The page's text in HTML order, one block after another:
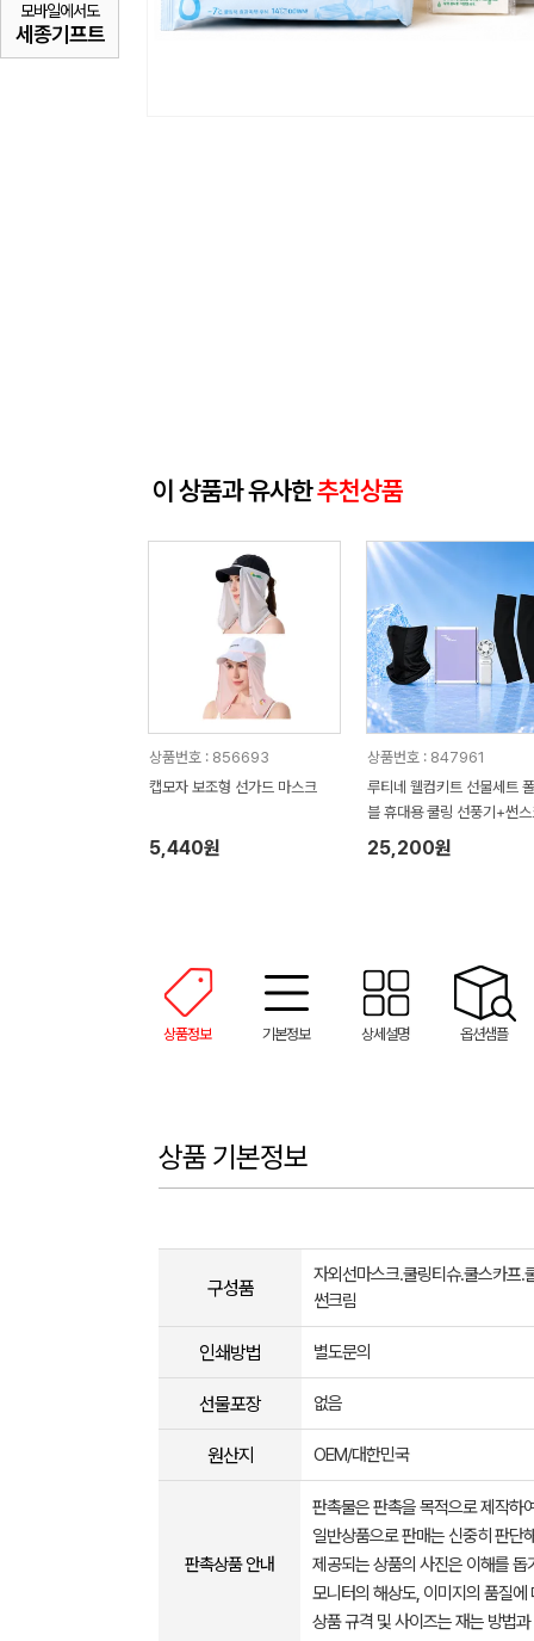
모바일에서도
세종기프트
이 상품과 유사한추천상품
상품번호 : 856693
캡모자 보조형 선가드 마스크
5,440원
상품번호 : 847961
루티네 웰컴키트 선물세트
블 휴대용 쿨링 선풍기+썬스
+냉장고쿨토시
25,200원
상품정보 기본정보 상세설명 옵션샘플
상품 기본정보
구성품
자외선마스크.쿨링티슈.쿨스카프.
썬크림
인쇄방법 별도문의
선물포장 없음
원산지 OEM/대한민국
판촉상품 안내
판촉물은 판촉을 목적으로 제작하
일반상품으로 판매는 신중히 판단
제공되는 상품의 사진은 이해를
모니터의 해상도, 이미지의 품질
상품 규격 및 사이즈는 재는 방법